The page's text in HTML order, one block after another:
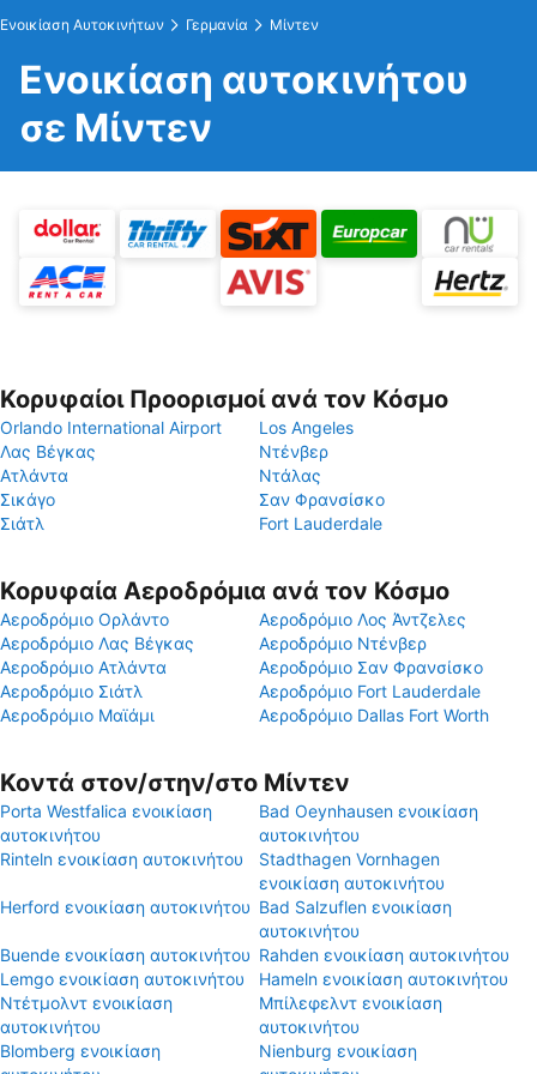
Ενοικίαση Αυτοκινήτων Γερμανία Μίντεν
Ενοικίαση αυτοκινήτου
σε Μίντεν
Κορυφαίοι Προορισμοί ανά τον Κόσμο
Orlando International Airport
Los Angeles
Λας Βέγκας
Ντένβερ
Ατλάντα
Ντάλας
Σικάγο
Σαν Φρανσίσκο
Σιάτλ
Fort Lauderdale
Κορυφαία Αεροδρόμια ανά τον Κόσμο
Αεροδρόμιο Ορλάντο
Αεροδρόμιο Λος Άντζελες
Αεροδρόμιο Λας Βέγκας
Αεροδρόμιο Ντένβερ
Αεροδρόμιο Ατλάντα
Αεροδρόμιο Σαν Φρανσίσκο
Αεροδρόμιο Σιάτλ
Αεροδρόμιο Fort Lauderdale
Αεροδρόμιο Μαϊάμι
Αεροδρόμιο Dallas Fort Worth
Κοντά στον/στην/στο Μίντεν
Porta Westfalica ενοικίαση
αυτοκινήτου
Bad Oeynhausen ενοικίαση
αυτοκινήτου
Rinteln ενοικίαση αυτοκινήτου
Stadthagen Vornhagen
ενοικίαση αυτοκινήτου
Herford ενοικίαση αυτοκινήτου Bad Salzuflen ενοικίαση
αυτοκινήτου
Buende ενοικίαση αυτοκινήτου Rahden ενοικίαση αυτοκινήτου
Lemgo ενοικίαση αυτοκινήτου
Hameln ενοικίαση αυτοκινήτου
Ντέτμολντ ενοικίαση
αυτοκινήτου
Μπίλεφελντ ενοικίαση
αυτοκινήτου
Blomberg ενοικίαση
Nienburg ενοικίαση